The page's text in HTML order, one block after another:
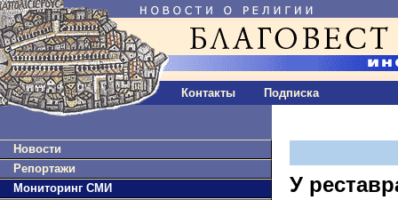
Контакты Подписка
Новости
Репортажи
Мониторинг СМИ
У